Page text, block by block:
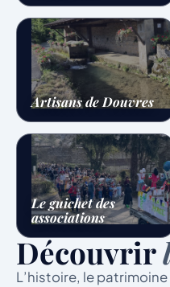
Artisans de Douvres
Le guichet des
associations
Découvrir
L’histoire, le